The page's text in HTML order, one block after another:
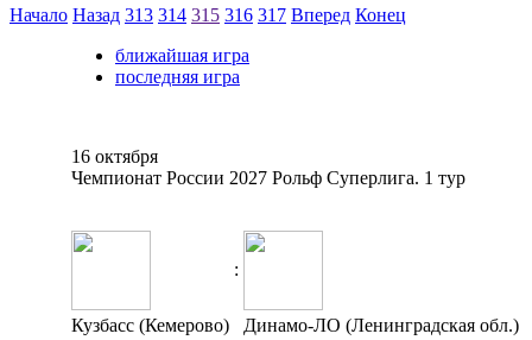
Начало Назад 313 314 315 316 317 Вперед Конец
ближайшая игра
последняя игра
16 октября
Чемпионат России 2027 Рольф Суперлига. 1 тур
:
Кузбасс (Кемерово)
Динамо-ЛО (Ленинградская обл.)